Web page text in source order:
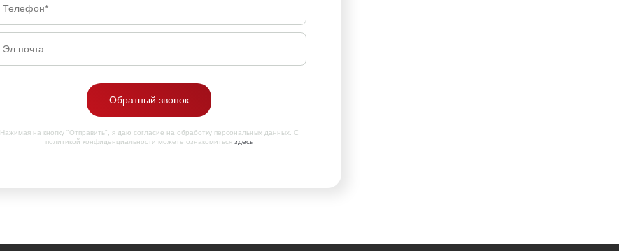
Обратный звонок
Нажимая на кнопку "Отправить", я даю согласие на обработку персональных данных. С
политикой конфиденциальности можете ознакомиться здесь